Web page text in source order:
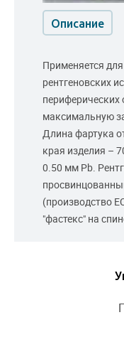
Описание
Применяется
рентгеновских
периферических
максимальную
Длина фартука
края изделия –
0.50 мм Pb.
(производство
"фастекс" на